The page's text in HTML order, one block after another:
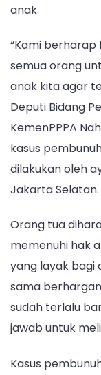
anak.
“Kami
semua orang
anak kita agar
Deputi Bidang
KemenPPPA
kasus
dilakukan oleh
Jakarta Selatan.
Orang tua
memenuhi hak
yang layak bagi
sama
sudah terlalu
jawab untuk
Kasus